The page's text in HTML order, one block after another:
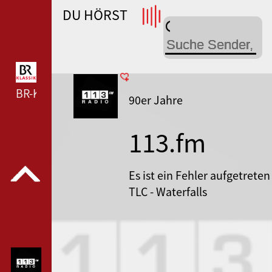
WDR 4 --- WDR 4 ---
BR-KLASSIK --- BR-KLASSIK ---
DU HÖRST
90er Jahre
113.fm
Radio Hits
Es ist ein Fehler aufgetreten
TLC - Waterfalls